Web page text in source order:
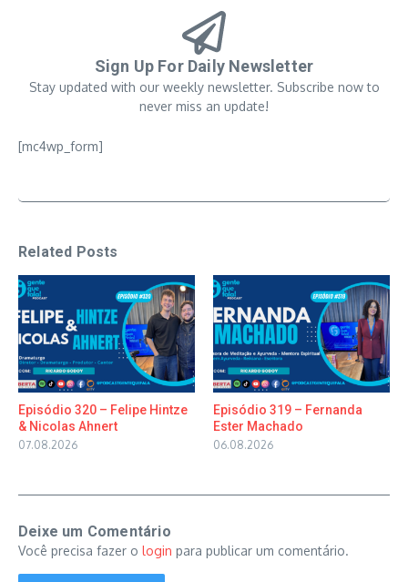
Sign Up For Daily Newsletter
Stay updated with our weekly newsletter. Subscribe now to
never miss an update!
[mc4wp_form]
Related Posts
Episódio 320 – Felipe Hintze
& Nicolas Ahnert
07.08.2026
Episódio 319 – Fernanda
Ester Machado
06.08.2026
Deixe um Comentário
Você precisa fazer o login para publicar um comentário.